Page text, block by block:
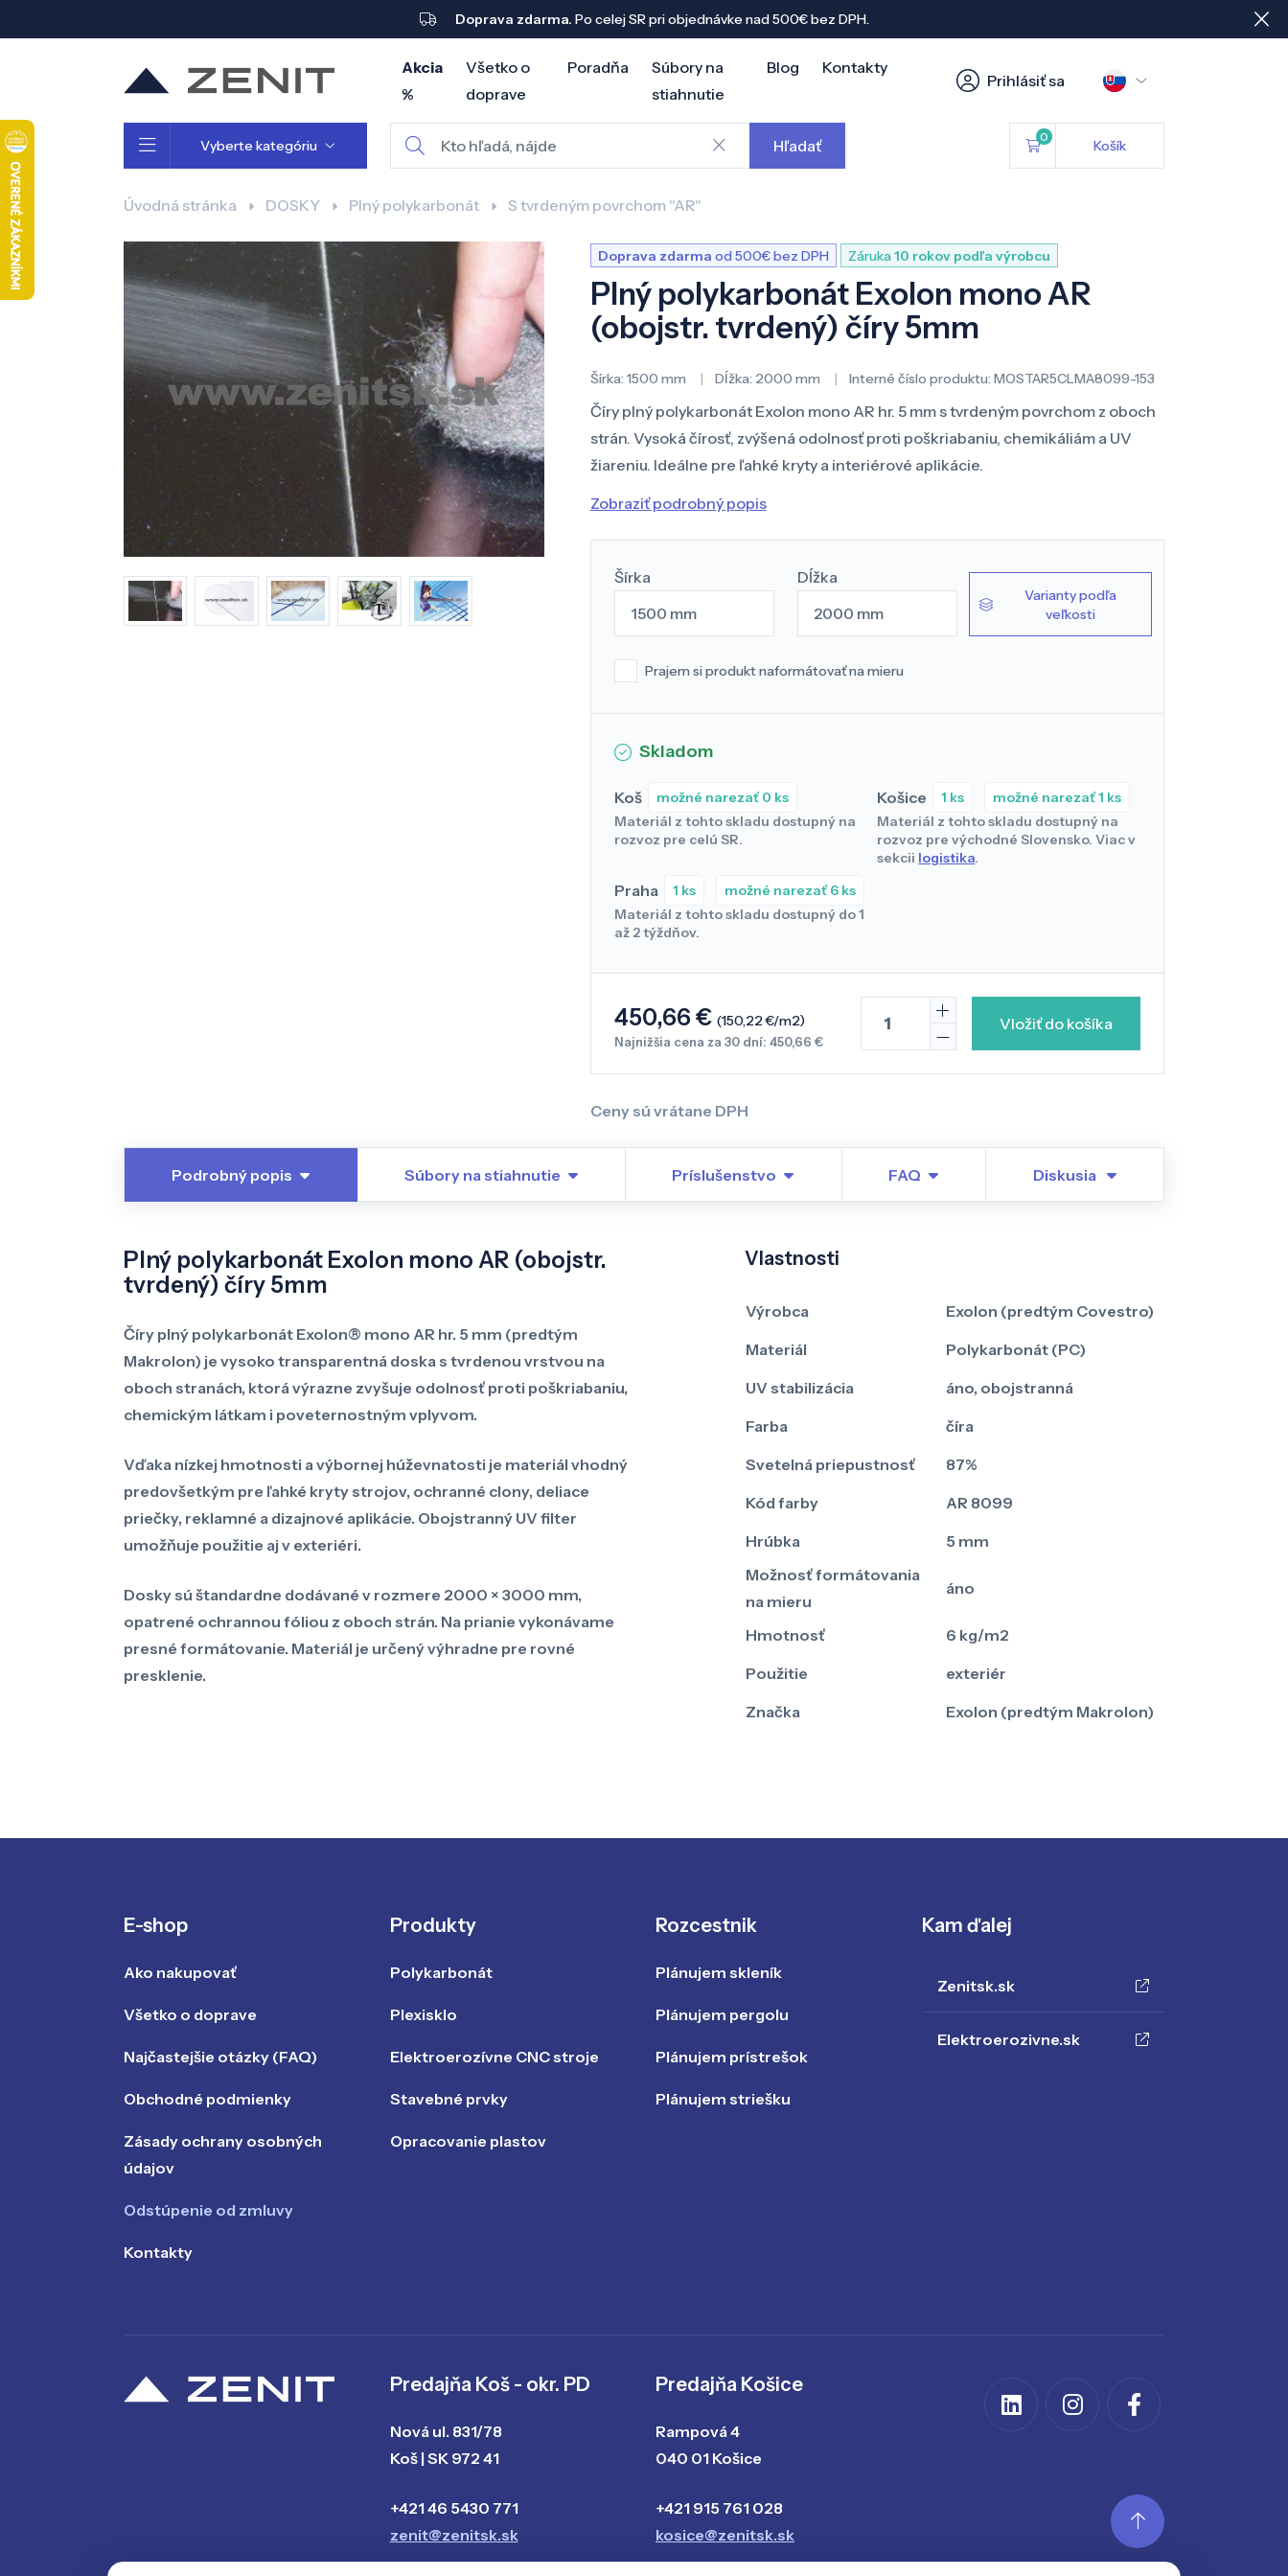
Doprava zdarma. Po celej SR pri objednávke nad 500€ bez DPH.
Akcia
%
Všetko o
doprave
Poradňa
Súbory na
stiahnutie
Blog Kontakty
Prihlásiť sa
Vyberte kategóriu Hľadať 0
Košík
Úvodná stránka DOSKY Plný polykarbonát S tvrdeným povrchom "AR"
Doprava zdarma od 500€ bez DPH Záruka10 rokov podľa výrobcu
Plný polykarbonát Exolon mono AR
(obojstr. tvrdený) číry 5mm
Šírka: 1500 mm Dĺžka: 2000 mm Interné číslo produktu: MOSTAR5CLMA8099-153
Číry plný polykarbonát Exolon mono AR hr. 5 mm s tvrdeným povrchom z oboch
strán. Vysoká čírosť, zvýšená odolnosť proti poškriabaniu, chemikáliám a UV
žiareniu. Ideálne pre ľahké kryty a interiérové ​​aplikácie.
Zobraziť podrobný popis
Šírka
1500 mm
Dĺžka
2000 mm
Varianty podľa
veľkosti
Prajem si produkt naformátovať na mieru
Skladom
Koš
možné narezať 0 ks
Materiál z tohto skladu dostupný na
rozvoz pre celú SR.
Košice 1 ks
možné narezať 1 ks
Materiál z tohto skladu dostupný na
rozvoz pre východné Slovensko. Viac v
sekcii logistika.
Praha 1 ks
možné narezať 6 ks
Materiál z tohto skladu dostupný do 1
až 2 týždňov.
450,66 € (150,22 €/m2)
Najnižšia cena za 30 dní: 450,66 €
Vložiť do košíka
Ceny sú vrátane DPH
Podrobný popis Súbory na stiahnutie Príslušenstvo FAQ Diskusia
Plný polykarbonát Exolon mono AR (obojstr.
tvrdený) číry 5mm
Číry plný polykarbonát Exolon® mono AR hr. 5 mm (predtým
Makrolon) je vysoko transparentná doska s tvrdenou vrstvou na
oboch stranách, ktorá výrazne zvyšuje odolnosť proti poškriabaniu,
chemickým látkam i poveternostným vplyvom.
Vďaka nízkej hmotnosti a výbornej húževnatosti je materiál vhodný
predovšetkým pre ľahké kryty strojov, ochranné clony, deliace
priečky, reklamné a dizajnové aplikácie. Obojstranný UV filter
umožňuje použitie aj v exteriéri.
Dosky sú štandardne dodávané v rozmere 2000 × 3000 mm,
opatrené ochrannou fóliou z oboch strán. Na prianie vykonávame
presné formátovanie. Materiál je určený výhradne pre rovné
presklenie.
Vlastnosti
Výrobca
Exolon (predtým Covestro)
Materiál
Polykarbonát (PC)
UV stabilizácia
áno, obojstranná
Farba
číra
Svetelná priepustnosť
87%
Kód farby
AR 8099
Hrúbka
5 mm
Možnosť formátovania
na mieru
áno
Hmotnosť
6 kg/m2
Použitie
exteriér
Značka
Exolon (predtým Makrolon)
E-shop
Ako nakupovať
Všetko o doprave
Najčastejšie otázky (FAQ)
Obchodné podmienky
Zásady ochrany osobných
údajov
Odstúpenie od zmluvy
Kontakty
Produkty
Polykarbonát
Plexisklo
Elektroerozívne CNC stroje
Stavebné prvky
Opracovanie plastov
Rozcestnik
Plánujem skleník
Plánujem pergolu
Plánujem prístrešok
Plánujem striešku
Kam ďalej
Zenitsk.sk
Elektroerozivne.sk
Predajňa Koš - okr. PD
Nová ul. 831/78
Koš | SK 972 41
+421 46 5430 771
zenit@zenitsk.sk
Predajňa Košice
Rampová 4
040 01 Košice
+421 915 761 028
kosice@zenitsk.sk